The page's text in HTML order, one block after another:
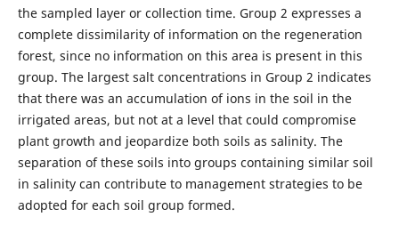
the sampled layer or collection time. Group 2 expresses a
complete dissimilarity of information on the regeneration
forest, since no information on this area is present in this
group. The largest salt concentrations in Group 2 indicates
that there was an accumulation of ions in the soil in the
irrigated areas, but not at a level that could compromise
plant growth and jeopardize both soils as salinity. The
separation of these soils into groups containing similar soil
in salinity can contribute to management strategies to be
adopted for each soil group formed.